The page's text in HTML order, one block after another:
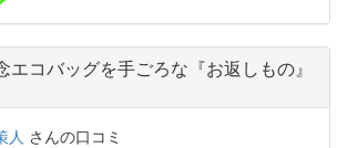
エコバッグを手ごろな『お返しもの』
人 さんの口コミ